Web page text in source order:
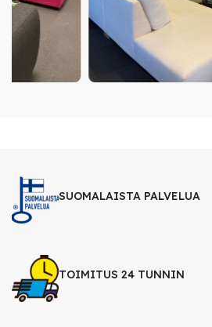
SUOMALAISTA PALVELUA
TOIMITUS 24 TUNNIN